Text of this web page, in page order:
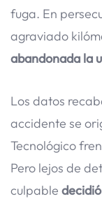
fuga. En
agraviado
abandonada la
Los datos
accidente se
Tecnológico
Pero lejos de
culpable